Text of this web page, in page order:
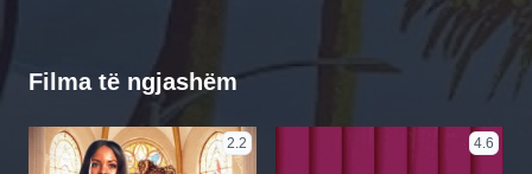
Filma të ngjashëm
2.2 4.6